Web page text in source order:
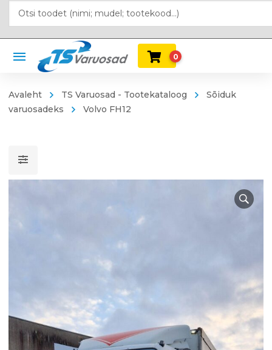
0
Avaleht TS Varuosad - Tootekataloog
Sõiduk
varuosadeks
Volvo FH12